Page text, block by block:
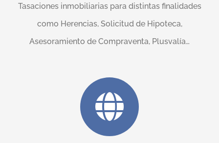
Tasaciones inmobiliarias para distintas finalidades
como Herencias, Solicitud de Hipoteca,
Asesoramiento de Compraventa, Plusvalía…